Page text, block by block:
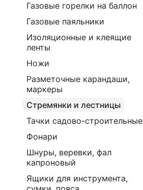
Газовые горелки на баллон
Газовые паяльники
Изоляционные и клеящие
ленты
Ножи
Разметочные карандаши,
маркеры
Стремянки и лестницы
Тачки садово-строительные
Фонари
Шнуры, веревки, фал
капроновый
Ящики для инструмента,